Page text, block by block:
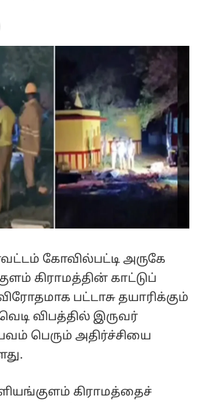
கோவில்பட்டி அருகே
கிராமத்தின் காட்டுப்
பட்டாசு தயாரிக்கும்
விபத்தில் இருவர்
பெரும் அதிர்ச்சியை
கிராமத்தைச்